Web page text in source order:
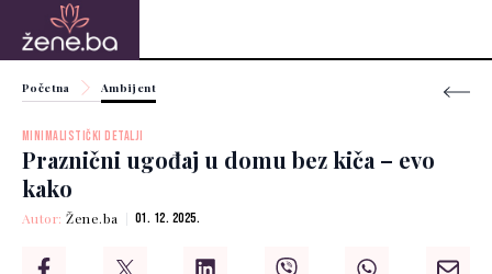
Početna Ambijent
MINIMALISTIČKI DETALJI
Praznični ugođaj u domu bez kiča – evo
kako
Autor:Žene.ba 01. 12. 2025.